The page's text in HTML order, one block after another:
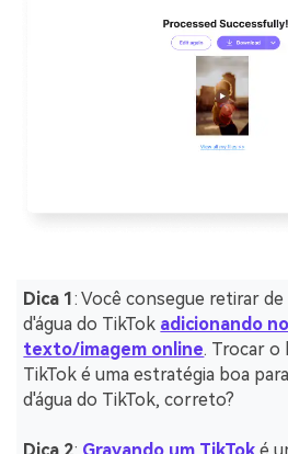
Dica 1: Você consegue retirar
d'água do TikTok adicionando
texto/imagem online. Trocar o
TikTok é uma estratégia boa
d'água do TikTok, correto?